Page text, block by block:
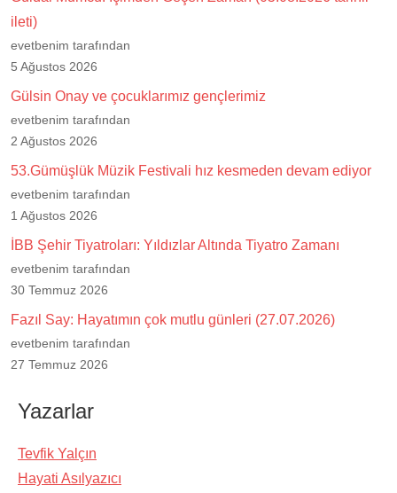
ileti)
evetbenim tarafından
5 Ağustos 2026
Gülsin Onay ve çocuklarımız gençlerimiz
evetbenim tarafından
2 Ağustos 2026
53.Gümüşlük Müzik Festivali hız kesmeden devam ediyor
evetbenim tarafından
1 Ağustos 2026
İBB Şehir Tiyatroları: Yıldızlar Altında Tiyatro Zamanı
evetbenim tarafından
30 Temmuz 2026
Fazıl Say: Hayatımın çok mutlu günleri (27.07.2026)
evetbenim tarafından
27 Temmuz 2026
Yazarlar
Tevfik Yalçın
Hayati Asılyazıcı